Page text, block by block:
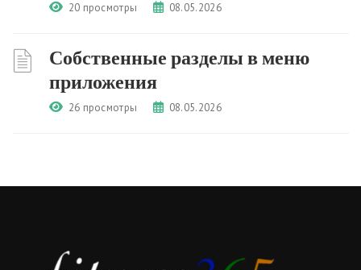
20 просмотры 08.05.2026
Собственные разделы в меню
приложения
26 просмотры 08.05.2026